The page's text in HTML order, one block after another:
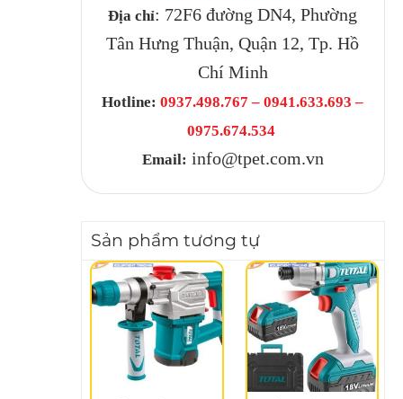
Địa chỉ: 72F6 đường DN4, Phường
Tân Hưng Thuận, Quận 12, Tp. Hồ
Chí Minh
Hotline: 0937.498.767 – 0941.633.693 –
0975.674.534
Email: info@tpet.com.vn
Sản phẩm tương tự